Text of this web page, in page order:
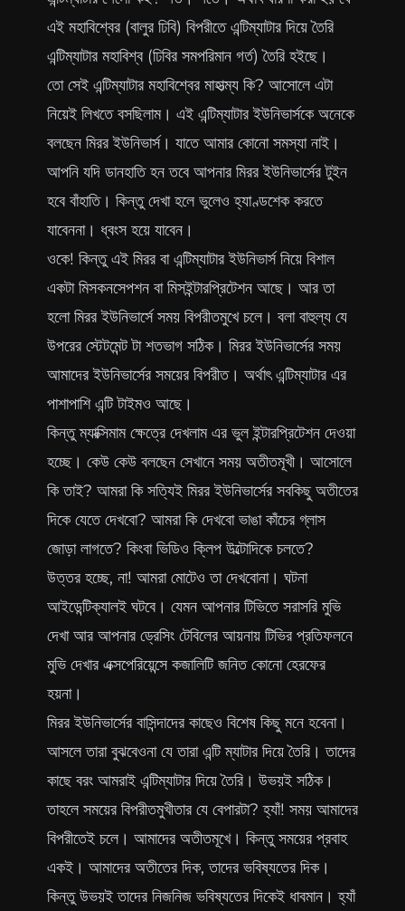
এই মহাবিশ্বের (বালুর ঢিবি) বিপরীতে এন্টিম্যাটার দিয়ে তৈরি
এন্টিম্যাটার মহাবিশ্ব (ঢিবির সমপরিমান গর্ত) তৈরি হইছে।
তো সেই এন্টিম্যাটার মহাবিশ্বের মাহাত্ম্য কি? আসোলে এটা
নিয়েই লিখতে বসছিলাম। এই এন্টিম্যাটার ইউনিভার্সকে অনেকে
বলছেন মিরর ইউনিভার্স। যাতে আমার কোনো সমস্যা নাই।
আপনি যদি ডানহাতি হন তবে আপনার মিরর ইউনিভার্সের টুইন
হবে বাঁহাতি। কিন্তু দেখা হলে ভুলেও হ্যাণ্ডশেক করতে
যাবেননা। ধ্বংস হয়ে যাবেন।
ওকে! কিন্তু এই মিরর বা এন্টিম্যাটার ইউনিভার্স নিয়ে বিশাল
একটা মিসকনসেপশন বা মিসইন্টারপ্রিটেশন আছে। আর তা
হলো মিরর ইউনিভার্সে সময় বিপরীতমুখে চলে। বলা বাহুল্য যে
উপরের স্টেটমেন্ট টা শতভাগ সঠিক। মিরর ইউনিভার্সের সময়
আমাদের ইউনিভার্সের সময়ের বিপরীত। অর্থাৎ এন্টিম্যাটার এর
পাশাপাশি এন্টি টাইমও আছে।
কিন্তু ম্যাক্সিমাম ক্ষেত্রে দেখলাম এর ভুল ইন্টারপ্রিটেশন দেওয়া
হচ্ছে। কেউ কেউ বলছেন সেখানে সময় অতীতমূখী। আসোলে
কি তাই? আমরা কি সত্যিই মিরর ইউনিভার্সের সবকিছু অতীতের
দিকে যেতে দেখবো? আমরা কি দেখবো ভাঙা কাঁচের গ্লাস
জোড়া লাগতে? কিংবা ভিডিও ক্লিপ উল্টোদিকে চলতে?
উত্তর হচ্ছে, না! আমরা মোটেও তা দেখবোনা। ঘটনা
আইডেন্টিক্যালই ঘটবে। যেমন আপনার টিভিতে সরাসরি মুভি
দেখা আর আপনার ড্রেসিং টেবিলের আয়নায় টিভির প্রতিফলনে
মুভি দেখার এক্সপেরিয়েন্সে কজালিটি জনিত কোনো হেরফের
হয়না।
মিরর ইউনিভার্সের বাসিন্দাদের কাছেও বিশেষ কিছু মনে হবেনা।
আসলে তারা বুঝবেওনা যে তারা এন্টি ম্যাটার দিয়ে তৈরি। তাদের
কাছে বরং আমরাই এন্টিম্যাটার দিয়ে তৈরি। উভয়ই সঠিক।
তাহলে সময়ের বিপরীতমুখীতার যে বেপারটা? হ্যাঁ! সময় আমাদের
বিপরীতেই চলে। আমাদের অতীতমূখে। কিন্তু সময়ের প্রবাহ
একই। আমাদের অতীতের দিক, তাদের ভবিষ্যতের দিক।
কিন্তু উভয়ই তাদের নিজনিজ ভবিষ্যতের দিকেই ধাবমান। হ্যাঁ